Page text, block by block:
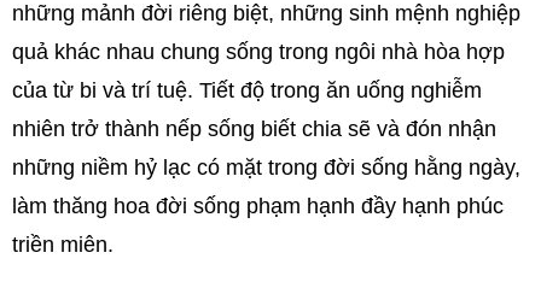
những mảnh đời riêng biệt, những sinh mệnh nghiệp
quả khác nhau chung sống trong ngôi nhà hòa hợp
của từ bi và trí tuệ. Tiết độ trong ăn uống nghiễm
nhiên trở thành nếp sống biết chia sẽ và đón nhận
những niềm hỷ lạc có mặt trong đời sống hằng ngày,
làm thăng hoa đời sống phạm hạnh đầy hạnh phúc
triền miên.